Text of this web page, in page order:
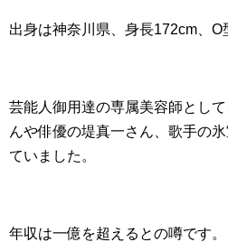
出身は神奈川県、身長172cm、O
芸能人御用達の専属美容師とし
んや俳優の堤真一さん、歌手の
ていました。
年収は一億を超えるとの噂です。